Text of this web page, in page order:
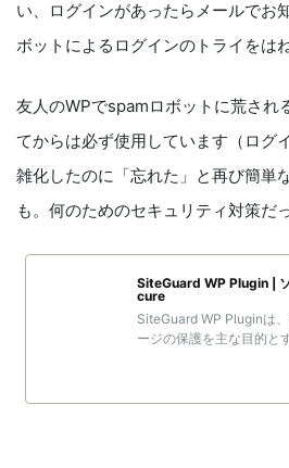
い、ログインがあったらメールでお
ボットによるログインのトライをは
友人のWPでspamロボットに荒され
てからは必ず使用しています（ログ
雑化したのに「忘れた」と再び簡単
も。何のためのセキュリティ対策だ
SiteGuard WP Plugin |
cure
SiteGuard WP Pluginは
ージの保護を主な目的と